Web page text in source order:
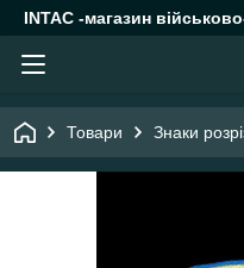
INTAC -магазин
Товари Знаки